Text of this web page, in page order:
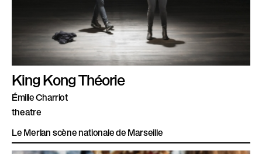
King Kong Théorie
Émilie Charriot
theatre
Le Merlan scène nationale de Marseille